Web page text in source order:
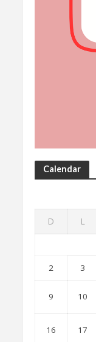
Calendar
D L
2 3
9 10
16 17